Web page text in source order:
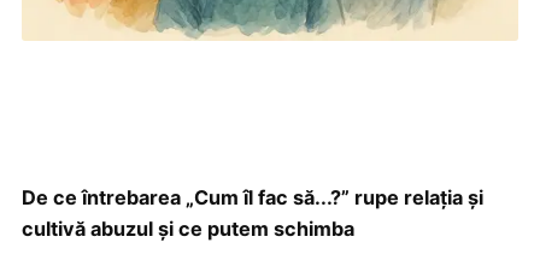
De ce întrebarea „Cum îl fac să...?” rupe relația și
cultivă abuzul și ce putem schimba